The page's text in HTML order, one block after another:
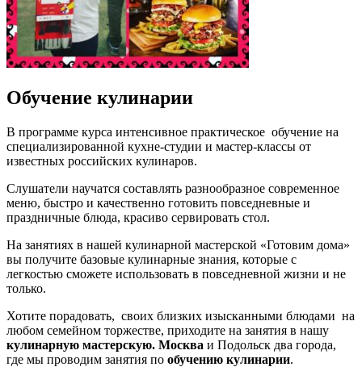
Обучение кулинарии
В программе курса интенсивное практическое обучение на
специализированной кухне-студии и мастер-классы от
известных российских кулинаров.
Слушатели научатся составлять разнообразное современное
меню, быстро и качественно готовить повседневные и
праздничные блюда, красиво сервировать стол.
На занятиях в нашей кулинарной мастерской «Готовим дома»
вы получите базовые кулинарные знания, которые с
легкостью сможете использовать в повседневной жизни и не
только.
Хотите порадовать, своих близких изысканными блюдами на
любом семейном торжестве, приходите на занятия в нашу
кулинарную мастерскую. Москва и Подольск два города,
где мы проводим занятия по обучению кулинарии.